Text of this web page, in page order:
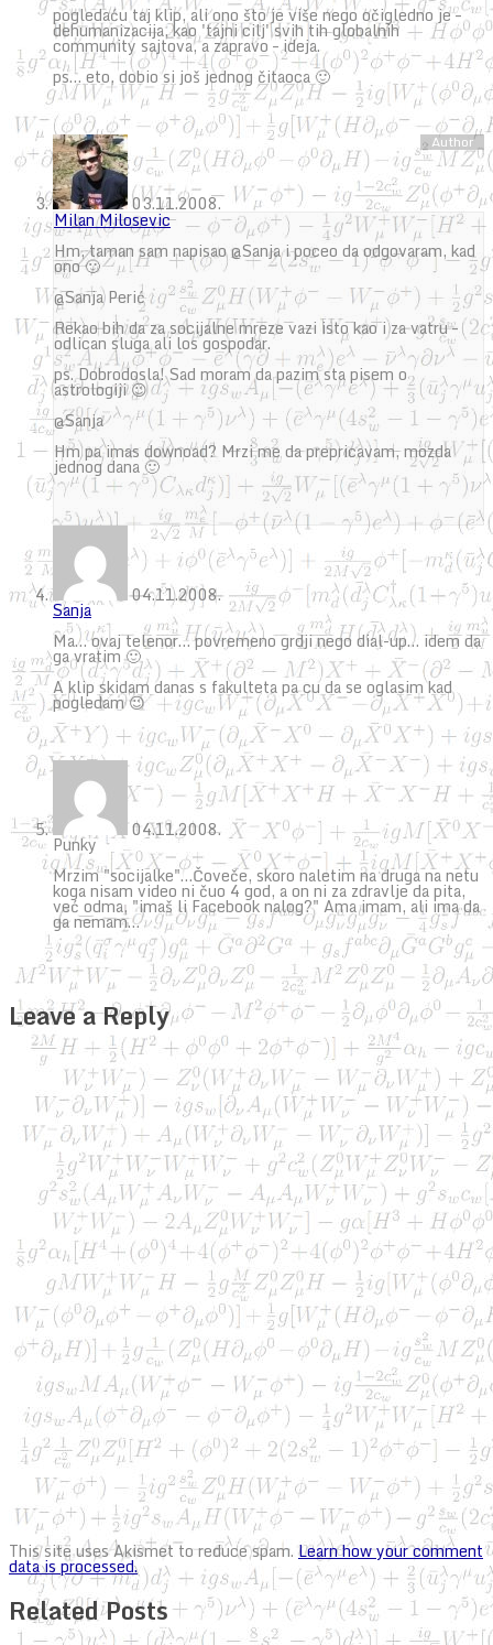
pogledaću taj klip, ali ono što je više nego očigledno je –
dehumanizacija, kao 'tajni cilj' svih tih globalnih
community sajtova, a zapravo – ideja.
ps… eto, dobio si još jednog čitaoca 🙂
03.11.2008.
Milan Milosevic
Hm, taman sam napisao @Sanja i poceo da odgovaram, kad
ono 🙂
@Sanja Perić
Rekao bih da za socijalne mreze vazi isto kao i za vatru –
odlican sluga ali los gospodar.
ps. Dobrodosla! Sad moram da pazim sta pisem o
astrologiji 😉
@Sanja
Hm pa imas downoad? Mrzi me da prepricavam, mozda
jednog dana 🙂
04.11.2008.
Sanja
Ma… ovaj telenor… povremeno grdji nego dial-up… idem da
ga vratim 🙂
A klip skidam danas s fakulteta pa cu da se oglasim kad
pogledam 😉
04.11.2008.
Punky
Mrzim "socijalke"…Čoveče, skoro naletim na druga na netu
koga nisam video ni čuo 4 god, a on ni za zdravlje da pita,
već odma, "imaš li Facebook nalog?" Ama imam, ali ima da
ga nemam…
Leave a Reply
This site uses Akismet to reduce spam. Learn how your comment
data is processed.
Related Posts